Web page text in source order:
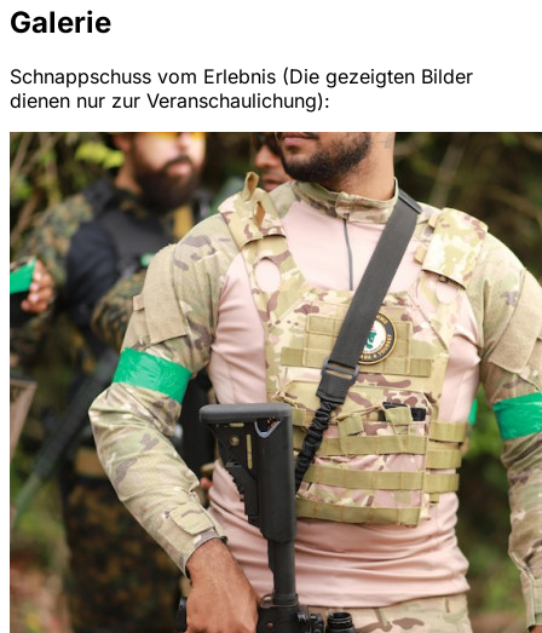
Galerie
Schnappschuss vom Erlebnis (Die gezeigten Bilder
dienen nur zur Veranschaulichung):